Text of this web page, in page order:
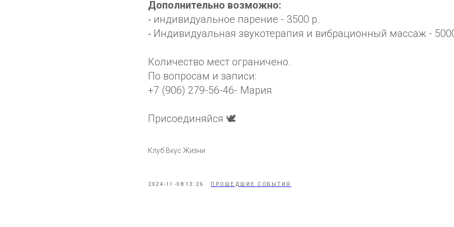
Дополнительно возможно:
⁃ индивидуальное парение - 3500 р.
⁃ Индивидуальная звукотерапия и вибрационный массаж -
Количество мест ограничено.
По вопросам и записи:
+7 (906) 279-56-46- Мария
Присоединяйся 🕊️
Клуб Вкус Жизни
2024-11-08 13:26 ПРОШЕДШИЕ СОБЫТИЯ